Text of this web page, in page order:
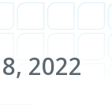
2022